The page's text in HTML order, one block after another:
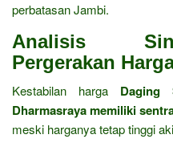
perbatasan Jambi.
Analisis
Pergerakan
Kestabilan harga Daging
Dharmasraya memiliki
meski harganya tetap tinggi